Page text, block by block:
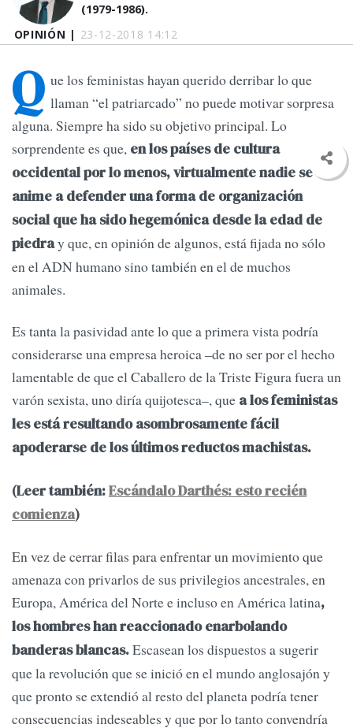
OPINIÓN | 23-12-2018 14:12
(1979-1986).
Q ue los feministas hayan querido derribar lo que
llaman “el patriarcado” no puede motivar sorpresa
alguna. Siempre ha sido su objetivo principal. Lo
sorprendente es que, en los países de cultura
occidental por lo menos, virtualmente nadie se
anime a defender una forma de organización
social que ha sido hegemónica desde la edad de
piedray que, en opinión de algunos, está fijada no sólo
en el ADN humano sino también en el de muchos
animales.
Es tanta la pasividad ante lo que a primera vista podría
considerarse una empresa heroica –de no ser por el hecho
lamentable de que el Caballero de la Triste Figura fuera un
varón sexista, uno diría quijotesca–, que a los feministas
les está resultando asombrosamente fácil
apoderarse de los últimos reductos machistas.
(Leer también:Escándalo Darthés: esto recién
comienza)
En vez de cerrar filas para enfrentar un movimiento que
amenaza con privarlos de sus privilegios ancestrales, en
Europa, América del Norte e incluso en América latina,
los hombres han reaccionado enarbolando
banderas blancas.Escasean los dispuestos a sugerir
que la revolución que se inició en el mundo anglosajón y
que pronto se extendió al resto del planeta podría tener
consecuencias indeseables y que por lo tanto convendría